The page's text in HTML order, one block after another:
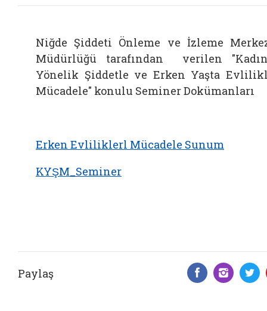
Niğde Şiddeti Önleme ve İzleme
Müdürlüğü tarafından verilen
Yönelik Şiddetle ve Erken Yaşta
Mücadele" konulu Seminer Dokümanları
Erken Evliliklerl Mücadele Sunum
KYŞM_Seminer
Paylaş